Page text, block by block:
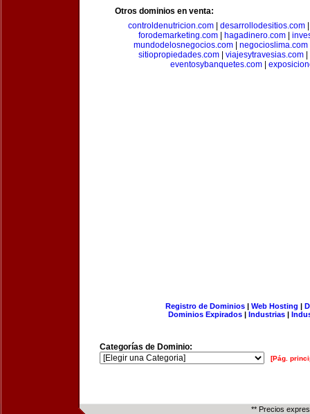
Otros dominios en venta:
controldenutricion.com
desarrollodesitios.com
forodemarketing.com| hagadinero.com|
mundodelosnegocios.com| negocioslima.com
sitiopropiedades.com| viajesytravesias.com|
eventosybanquetes.com
Registro de Dominios| Web Hosting |
Dominios Expirados | Industrias |
Categorías de Dominio:
[Pág.
** Precios